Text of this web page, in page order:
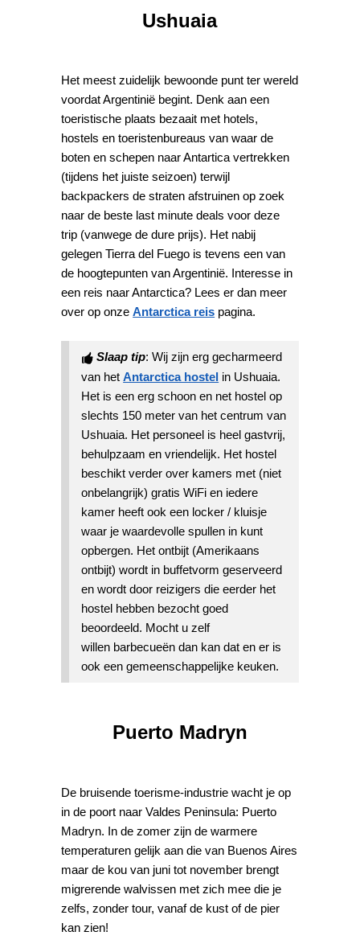
Ushuaia
Het meest zuidelijk bewoonde punt ter wereld
voordat Argentinië begint. Denk aan een
toeristische plaats bezaait met hotels,
hostels en toeristenbureaus van waar de
boten en schepen naar Antartica vertrekken
(tijdens het juiste seizoen) terwijl
backpackers de straten afstruinen op zoek
naar de beste last minute deals voor deze
trip (vanwege de dure prijs). Het nabij
gelegen Tierra del Fuego is tevens een van
de hoogtepunten van Argentinië. Interesse in
een reis naar Antarctica? Lees er dan meer
over op onzeAntarctica reis pagina.
Slaap tip: Wij zijn erg gecharmeerd
van hetAntarctica hostel in Ushuaia.
Het is een erg schoon en net hostel op
slechts 150 meter van het centrum van
Ushuaia. Het personeel is heel gastvrij,
behulpzaam en vriendelijk. Het hostel
beschikt verder over kamers met (niet
onbelangrijk) gratis WiFi en iedere
kamer heeft ook een locker / kluisje
waar je waardevolle spullen in kunt
opbergen. Het ontbijt (Amerikaans
ontbijt) wordt in buffetvorm geserveerd
en wordt door reizigers die eerder het
hostel hebben bezocht goed
beoordeeld. Mocht u zelf
willen barbecueën dan kan dat en er is
ook een gemeenschappelijke keuken.
Puerto Madryn
De bruisende toerisme-industrie wacht je op
in de poort naar Valdes Peninsula: Puerto
Madryn. In de zomer zijn de warmere
temperaturen gelijk aan die van Buenos Aires
maar de kou van juni tot november brengt
migrerende walvissen met zich mee die je
zelfs, zonder tour, vanaf de kust of de pier
kan zien!